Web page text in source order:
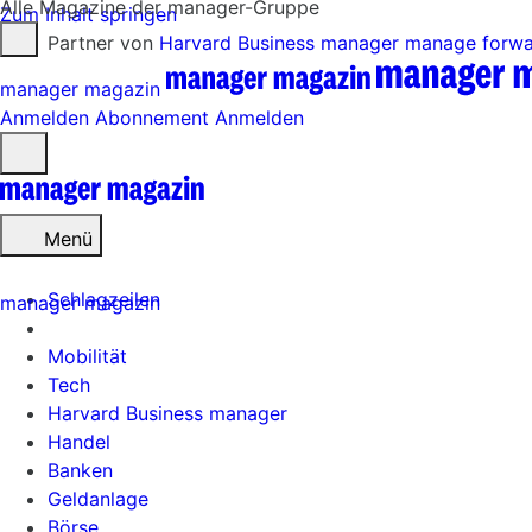
Zum Inhalt springen
Partner von Harvard Business manager manage
manager magazin
Anmelden Abonnement Anmelden
öffnen
Menü
Schlagzeilen
Mobilität
Tech
Harvard Business manager
Handel
Banken
Geldanlage
Börse
Alle Magazine der manager-Gruppe
manager magazin